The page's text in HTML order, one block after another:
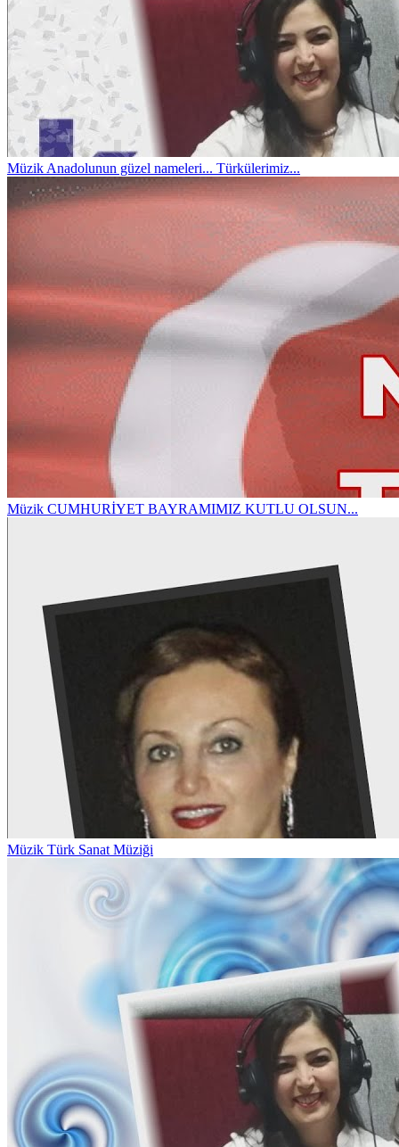
Müzik Anadolunun güzel nameleri... Türkülerimiz...
Müzik CUMHURİYET BAYRAMIMIZ KUTLU OLSUN...
Müzik Türk Sanat Müziği